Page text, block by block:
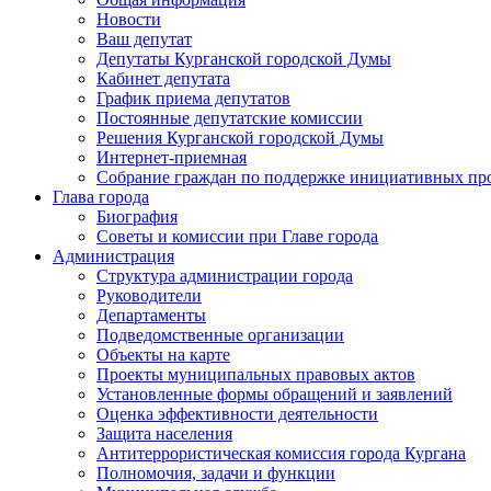
Новости
Ваш депутат
Депутаты Курганской городской Думы
Кабинет депутата
График приема депутатов
Постоянные депутатские комиссии
Решения Курганской городской Думы
Интернет-приемная
Собрание граждан по поддержке инициативных
Глава города
Биография
Советы и комиссии при Главе города
Администрация
Структура администрации города
Руководители
Департаменты
Подведомственные организации
Объекты на карте
Проекты муниципальных правовых актов
Установленные формы обращений и заявлений
Оценка эффективности деятельности
Защита населения
Антитеррористическая комиссия города Кургана
Полномочия, задачи и функции